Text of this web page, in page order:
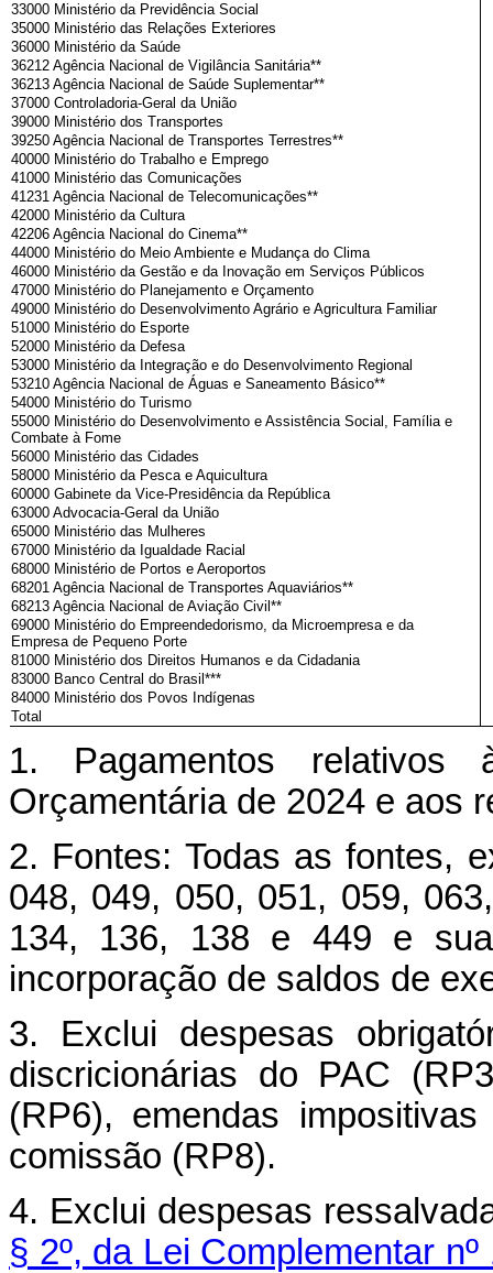
33000 Ministério da Previdência Social
35000 Ministério das Relações Exteriores
36000 Ministério da Saúde
36212 Agência Nacional de Vigilância Sanitária**
36213 Agência Nacional de Saúde Suplementar**
37000 Controladoria-Geral da União
39000 Ministério dos Transportes
39250 Agência Nacional de Transportes Terrestres**
40000 Ministério do Trabalho e Emprego
41000 Ministério das Comunicações
41231 Agência Nacional de Telecomunicações**
42000 Ministério da Cultura
42206 Agência Nacional do Cinema**
44000 Ministério do Meio Ambiente e Mudança do Clima
46000 Ministério da Gestão e da Inovação em Serviços Públicos
47000 Ministério do Planejamento e Orçamento
49000 Ministério do Desenvolvimento Agrário e Agricultura Familiar
51000 Ministério do Esporte
52000 Ministério da Defesa
53000 Ministério da Integração e do Desenvolvimento Regional
53210 Agência Nacional de Águas e Saneamento Básico**
54000 Ministério do Turismo
55000 Ministério do Desenvolvimento e Assistência Social, Família e
Combate à Fome
56000 Ministério das Cidades
58000 Ministério da Pesca e Aquicultura
60000 Gabinete da Vice-Presidência da República
63000 Advocacia-Geral da União
65000 Ministério das Mulheres
67000 Ministério da Igualdade Racial
68000 Ministério de Portos e Aeroportos
68201 Agência Nacional de Transportes Aquaviários**
68213 Agência Nacional de Aviação Civil**
69000 Ministério do Empreendedorismo, da Microempresa e da
Empresa de Pequeno Porte
81000 Ministério dos Direitos Humanos e da Cidadania
83000 Banco Central do Brasil***
84000 Ministério dos Povos Indígenas
Total
1. Pagamentos relativos
Orçamentária de 2024 e aos
2. Fontes: Todas as fontes,
048, 049, 050, 051, 059,
134, 136, 138 e 449 e
incorporação de saldos de
3. Exclui despesas
discricionárias do PAC
(RP6), emendas
comissão (RP8).
4. Exclui despesas
§ 2º, da Lei Complementar